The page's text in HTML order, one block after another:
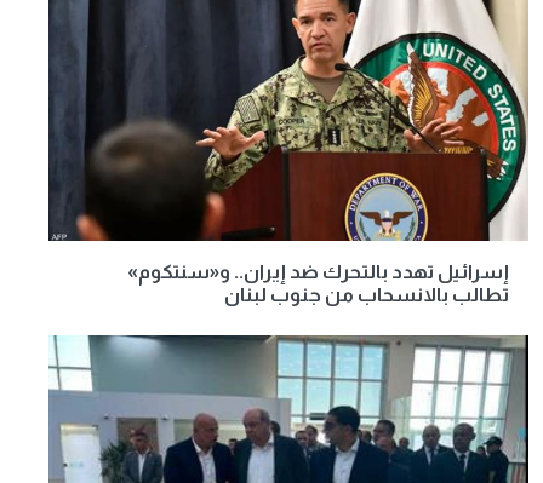
إسرائيل تهدد بالتحرك ضد إيران.. و«سنتكوم»
تطالب بالانسحاب من جنوب لبنان